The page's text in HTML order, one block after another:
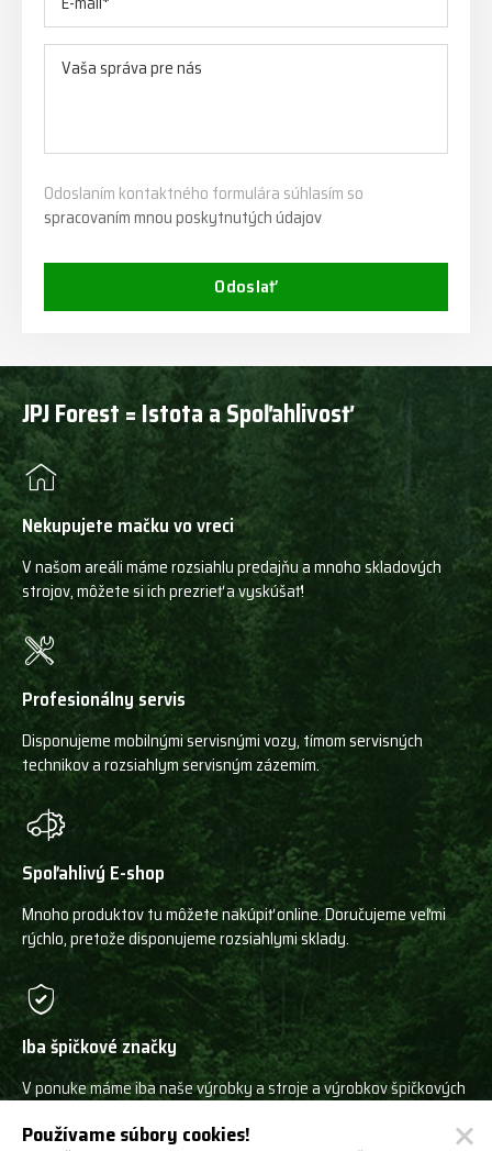
Odoslaním kontaktného formulára súhlasím so
spracovaním mnou poskytnutých údajov
Odoslať
JPJ Forest = Istota a Spoľahlivosť
Nekupujete mačku vo vreci
V našom areáli máme rozsiahlu predajňu a mnoho skladových
strojov, môžete si ich prezrieť a vyskúšať!
Profesionálny servis
Disponujeme mobilnými servisnými vozy, tímom servisných
technikov a rozsiahlym servisným zázemím.
Spoľahlivý E-shop
Mnoho produktov tu môžete nakúpiť online. Doručujeme veľmi
rýchlo, pretože disponujeme rozsiahlymi sklady.
Iba špičkové značky
V ponuke máme iba naše výrobky a stroje a výrobkov špičkových
Používame súbory cookies!